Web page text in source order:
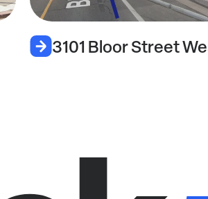
3101 Bloor Street